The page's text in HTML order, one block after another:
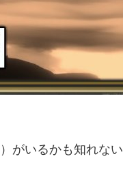
がいるかも知れない